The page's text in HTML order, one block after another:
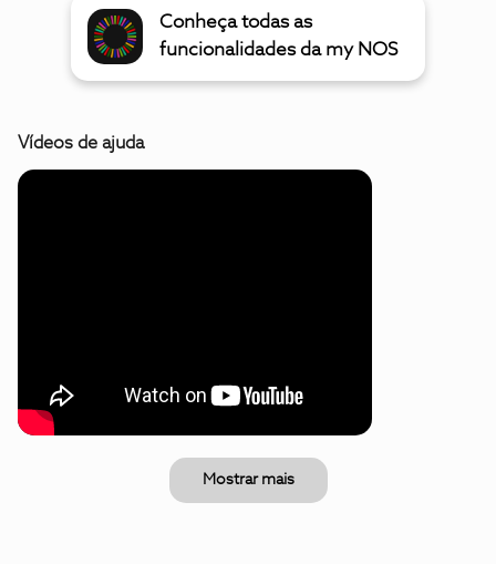
Conheça todas as
funcionalidades da my NOS
Vídeos de ajuda
Mostrar mais